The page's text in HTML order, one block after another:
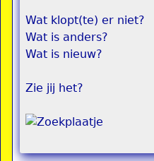
Wat klopt(te) er niet?
Wat is anders?
Wat is nieuw?
Zie jij het?